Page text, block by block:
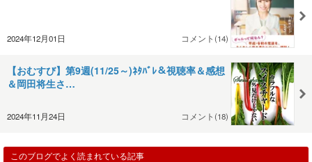
2024年12月01日 コメント(14)
【おむすび】第9週(11/25～)ﾈﾀﾊﾞﾚ＆視聴率＆感想
＆岡田将生さ…
2024年11月24日 コメント(18)
このブログでよく読まれている記事